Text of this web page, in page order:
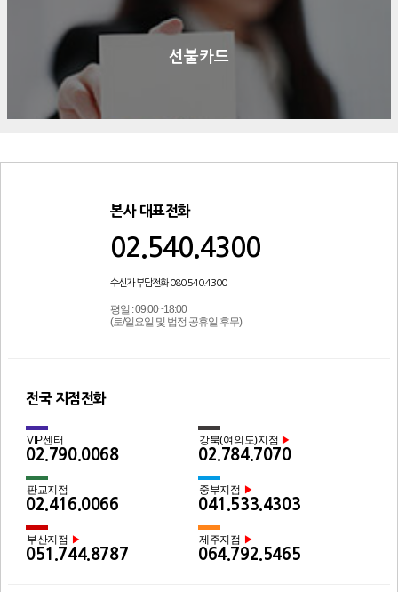
선불카드
본사 대표전화
02.540.4300
수신자 부담전화 080.540.4300
평일 : 09:00~18:00
(토/일요일 및 법정 공휴일 후무)
전국 지점전화
VIP센터
02.790.0068
강북(여의도)지점 ▶
02.784.7070
판교지점
02.416.0066
중부지점 ▶
041.533.4303
부산지점 ▶
051.744.8787
제주지점 ▶
064.792.5465